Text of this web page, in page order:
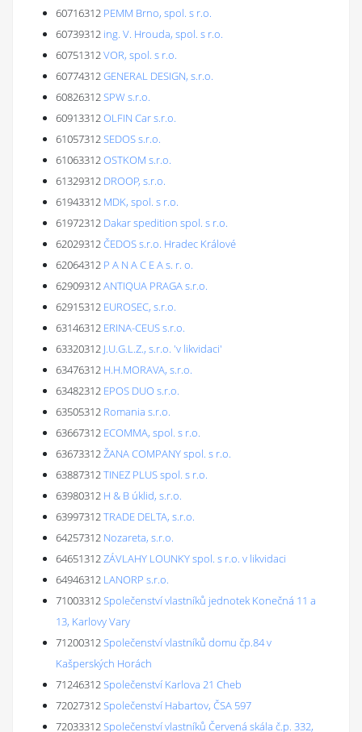
60716312 PEMM Brno, spol. s r.o.
60739312 ing. V. Hrouda, spol. s r.o.
60751312VOR, spol. s r.o.
60774312GENERAL DESIGN, s.r.o.
60826312SPW s.r.o.
60913312OLFIN Car s.r.o.
61057312SEDOS s.r.o.
61063312OSTKOM s.r.o.
61329312 DROOP, s.r.o.
61943312 MDK, spol. s r.o.
61972312 Dakar spedition spol. s r.o.
62029312ČEDOS s.r.o. Hradec Králové
62064312 P A N A C E A s. r. o.
62909312ANTIQUA PRAGA s.r.o.
62915312 EUROSEC, s.r.o.
63146312 ERINA-CEUS s.r.o.
63320312 J.U.G.L.Z., s.r.o. 'v likvidaci'
63476312 H.H.MORAVA, s.r.o.
63482312 EPOS DUO s.r.o.
63505312 Romania s.r.o.
63667312 ECOMMA, spol. s r.o.
63673312ŽANA COMPANY spol. s r.o.
63887312TINEZ PLUS spol. s r.o.
63980312 H & B úklid, s.r.o.
63997312TRADE DELTA, s.r.o.
64257312 Nozareta, s.r.o.
64651312ZÁVLAHY LOUNKY spol. s r.o. v likvidaci
64946312 LANORP s.r.o.
71003312Společenství vlastníků jednotek Konečná 11 a
13, Karlovy Vary
71200312Společenství vlastníků domu čp.84 v
Kašperských Horách
71246312Společenství Karlova 21 Cheb
72027312Společenství Habartov, ČSA 597
72033312Společenství vlastníků Červená skála č.p. 332,